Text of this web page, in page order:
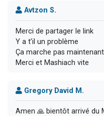
Avtzon S.
Merci de partager le link
Y a t’il un problème
Ça marche pas maintenant
Merci et Mashiach vite
Gregory David M.
Amen 🙏 bientôt arrivé du